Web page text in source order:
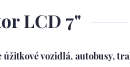
LCD 7"
úžitkové vozidlá, autobusy,